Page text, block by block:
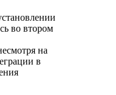
во втором
на
в